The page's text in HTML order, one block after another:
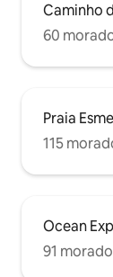
Caminho
60
Praia
115
Ocean
91